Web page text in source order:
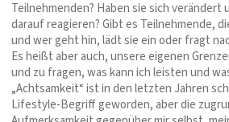
Teilnehmenden? Haben sie sich verändert
darauf reagieren? Gibt es Teilnehmende,
und wer geht hin, lädt sie ein oder fragt
Es heißt aber auch, unsere eigenen
und zu fragen, was kann ich leisten und
„Achtsamkeit“ ist in den letzten Jahren
Lifestyle-Begriff geworden, aber die